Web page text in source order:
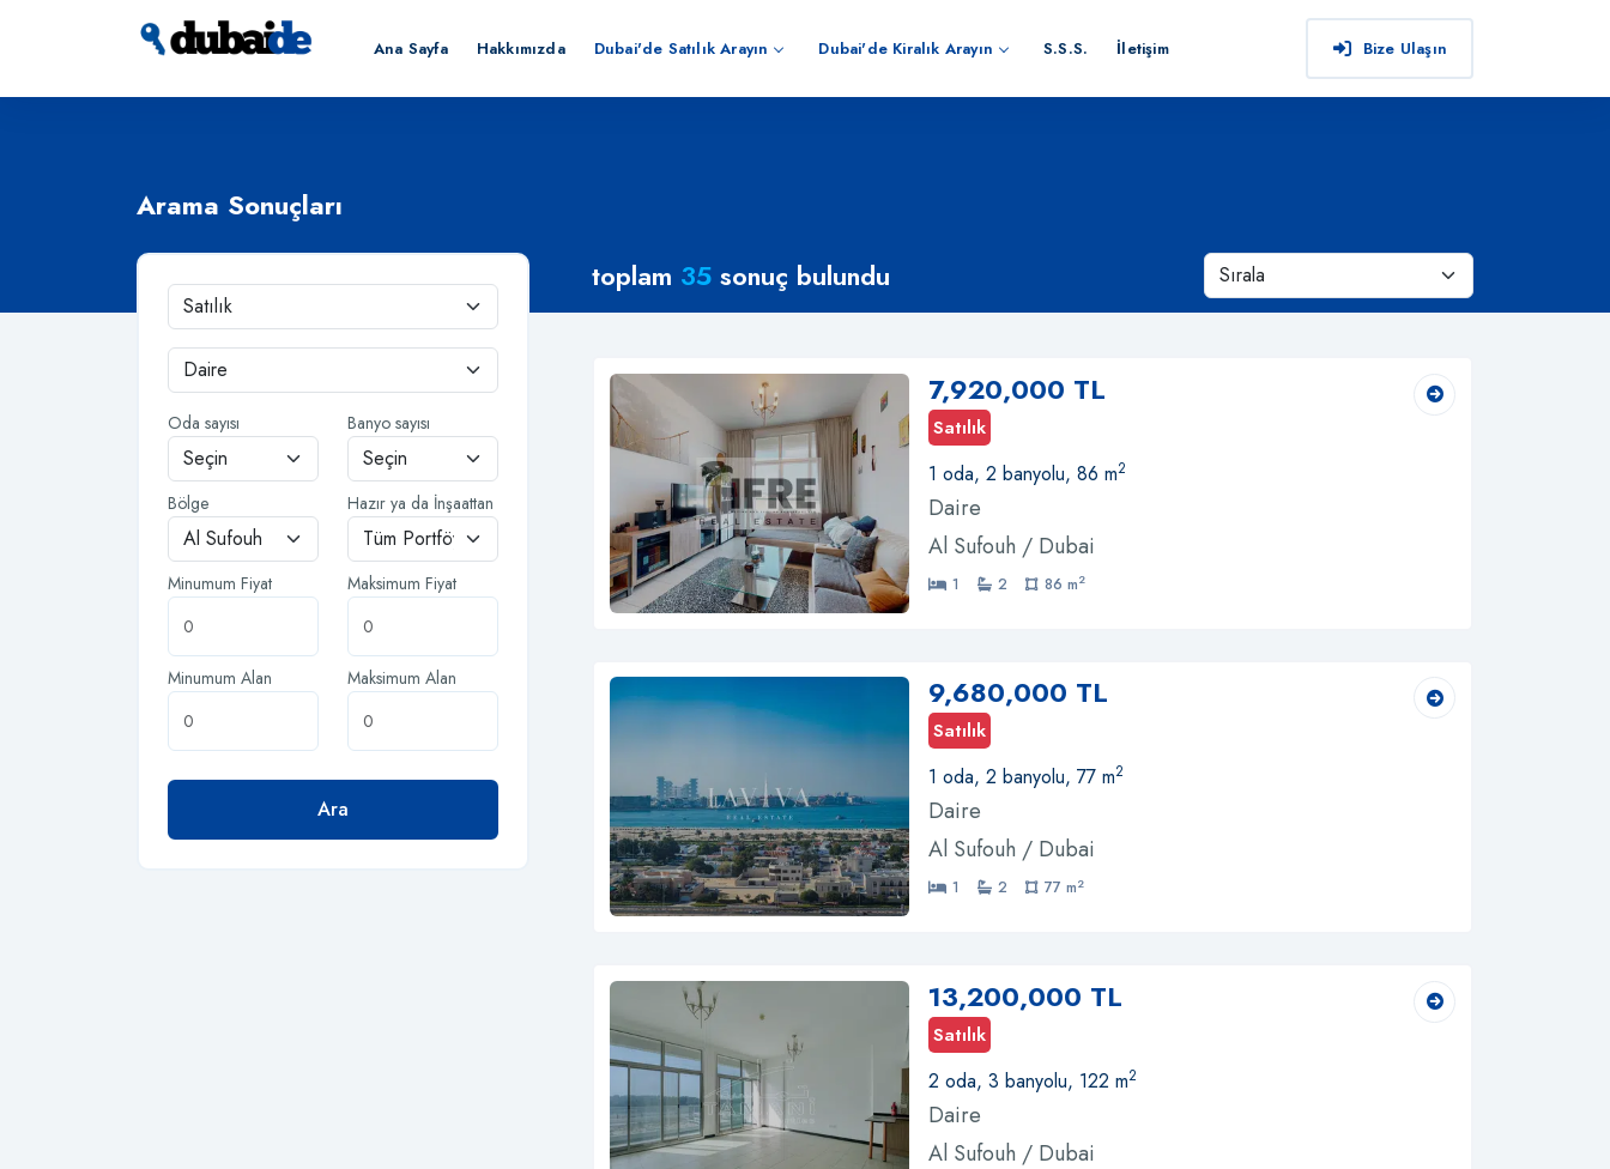
Ana Sayfa Hakkımızda Dubai'de Satılık Arayın Dubai'de Kiralık Arayın S.S.S. İletişim Bize Ulaşın
Arama Sonuçları
Oda sayısı Banyo sayısı
Bölge Hazır ya da İnşaattan
Minumum Fiyat Maksimum Fiyat
Minumum Alan Maksimum Alan
Ara
toplam 35 sonuç bulundu
7,920,000 TL
Satılık
1 oda, 2 banyolu, 86 m2
Daire
Al Sufouh / Dubai
1 2 86 m2
9,680,000 TL
Satılık
1 oda, 2 banyolu, 77 m2
Daire
Al Sufouh / Dubai
1 2 77 m2
13,200,000 TL
Satılık
2 oda, 3 banyolu, 122 m2
Daire
Al Sufouh / Dubai